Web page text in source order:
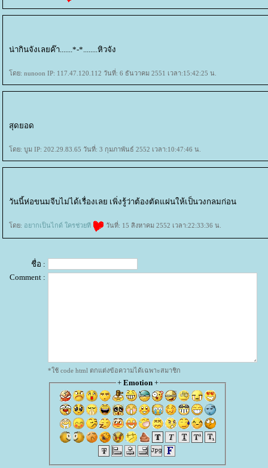
น่ากินจังเลยค๊า.......*-*........หิวจัง
ดย: nunoon IP: 117.47.120.112 วันที่: 6 ธันวาคม 2551 เวลา:15:42:25 น.
สุดยอด
ดย: บูม IP: 202.29.83.65 วันที่: 3 กุมภาพันธ์ 2552 เวลา:10:47:46 น.
วันนี้ห่อขนมจีบไม่ได้เรื่องเลย เพิ่งรู้ว่าต้องตัดแผ่นให้เป็นวงกลมก่อน
ดย: อยากเป็นไกด์ ใครช่วยที วันที่: 15 สิงหาคม 2552 เวลา:22:33:36 น.
ชื่อ :
Comment :
*ใช้ code html ตกแต่งข้อความได้เฉพาะสมาชิก
+ Emotion+